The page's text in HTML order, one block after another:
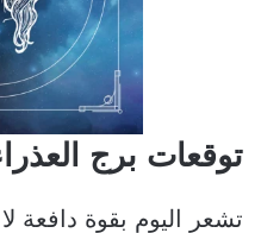
توقعات برج
تشعر اليوم بقوة دافعة